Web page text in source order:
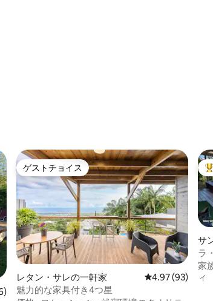
件、5つ星中4.94つ星の平均評価
ゲストチョイス
ゲストチョイス
レタン・サレの一軒家 レビュー93件、
4.97 (93)
魅力的な家具付き4つ星
サ
ラ
家
ィ